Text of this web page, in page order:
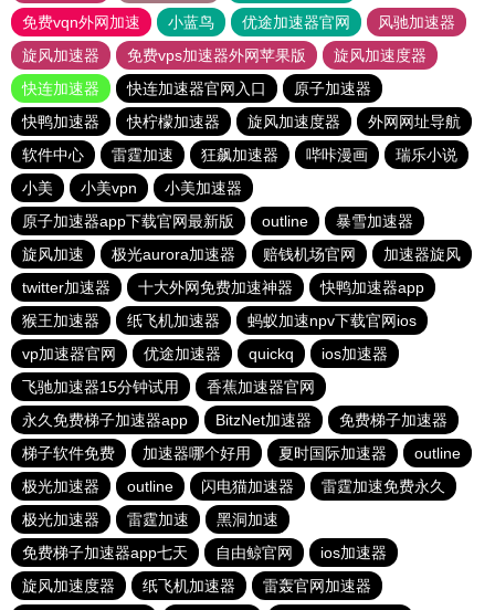
免费vqn外网加速
小蓝鸟 优途加速器官网
风驰加速器
旋风加速器
免费vps加速器外网苹果版
旋风加速度器
快连加速器
快连加速器官网入口
原子加速器
快鸭加速器
快柠檬加速器 旋风加速度器
外网网址导航
软件中心
雷霆加速 狂飙加速器 哔咔漫画
瑞乐小说
小美
小美vpn
小美加速器
原子加速器app下载官网最新版
outline
暴雪加速器
旋风加速
极光aurora加速器 赔钱机场官网
加速器旋风
twitter加速器
十大外网免费加速神器
快鸭加速器app
猴王加速器
纸飞机加速器
蚂蚁加速npv下载官网ios
vp加速器官网
优途加速器 quickq
ios加速器
飞驰加速器15分钟试用
香蕉加速器官网
永久免费梯子加速器app
BitzNet加速器
免费梯子加速器
梯子软件免费
加速器哪个好用 夏时国际加速器
outline
极光加速器
outline 闪电猫加速器
雷霆加速免费永久
极光加速器
雷霆加速
黑洞加速
免费梯子加速器app七天
自由鲸官网
ios加速器
旋风加速度器
纸飞机加速器 雷轰官网加速器